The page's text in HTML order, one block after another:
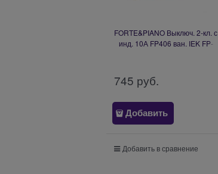
FORTE&PIANO Выключ. 2-кл. с
инд. 10А FP406 ван. IEK FP-
745 руб.
Добавить
Добавить в сравнение